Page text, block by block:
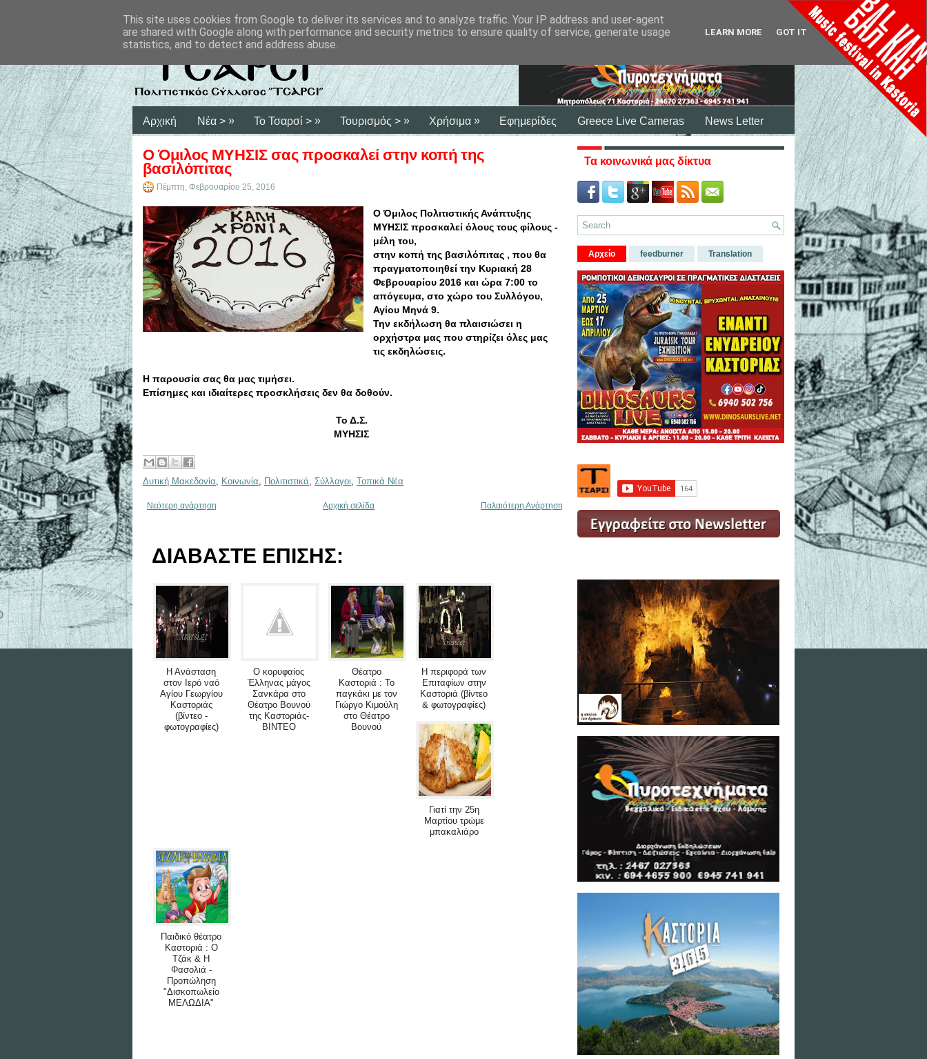
Αρχική Νέα > » Το Τσαρσί > » Τουρισμός > » Χρήσιμα » Εφημερίδες Greece Live Cameras News Letter
Ο Όμιλος ΜΥΗΣΙΣ σας προσκαλεί στην κοπή της
βασιλόπιτας
Πέμπτη, Φεβρουαρίου 25, 2016
Ο Όμιλος Πολιτιστικής Ανάπτυξης
ΜΥΗΣΙΣ προσκαλεί όλους τους φίλους -
μέλη του,
στην κοπή της βασιλόπιτας , που θα
πραγματοποιηθεί την Κυριακή 28
Φεβρουαρίου 2016 και ώρα 7:00 το
απόγευμα, στο χώρο του Συλλόγου,
Αγίου Μηνά 9.
Την εκδήλωση θα πλαισιώσει η
ορχήστρα μας που στηρίζει όλες μας
τις εκδηλώσεις.
Η παρουσία σας θα μας τιμήσει.
Επίσημες και ιδιαίτερες προσκλήσεις δεν θα δοθούν.
Το Δ.Σ.
ΜΥΗΣΙΣ
Δυτική Μακεδονία, Κοινωνία, Πολιτιστικά, Σύλλογοι, Τοπικά Νέα
Νεότερη ανάρτηση Παλαιότερη Ανάρτηση
Αρχική σελίδα
ΔΙΑΒΑΣΤΕ ΕΠΙΣΗΣ:
Η Ανάσταση
στον Ιερό ναό
Αγίου Γεωργίου
Καστοριάς
(βίντεο -
φωτογραφίες)
Ο κορυφαίος
Έλληνας μάγος
Σανκάρα στο
Θέατρο Βουνού
της Καστοριάς-
BINTEO
Θέατρο
Καστοριά : Το
παγκάκι με τον
Γιώργο Κιμούλη
στο Θέατρο
Βουνού
Η περιφορά των
Επιταφίων στην
Καστοριά (βίντεο
& φωτογραφίες)
Γιατί την 25η
Μαρτίου τρώμε
μπακαλιάρο
Παιδικό θέατρο
Καστοριά : Ο
Τζάκ & Η
Φασολιά -
Προπώληση
"Δισκοπωλείο
ΜΕΛΩΔΙΑ"
Τα κοινωνικά μας δίκτυα
Αρχείο feedburner Translation
This site uses cookies from Google to deliver its services and to analyze traffic. Your IP address and user-agent
are shared with Google along with performance and security metrics to ensure quality of service, generate usage
statistics, and to detect and address abuse.
LEARN MORE GOT IT